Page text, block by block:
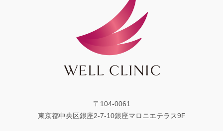
〒104-0061
東京都中央区銀座2-7-10銀座マロニエテラス9F